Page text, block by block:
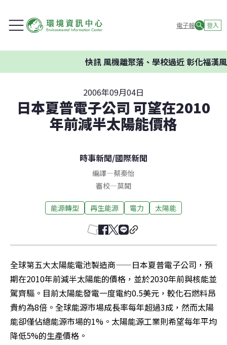
電子報 登入
快訊風機離聚落、學校過近 彰化福漢
2006年09月04日
日本夏普電子公司 可望在2010
年前減半太陽能價格
時事新聞/國際新聞
編譯—蔡秦怡
審校—莫聞
能源轉型 再生能源 電力 太陽能
全球第五大太陽能電池製造商——日本夏普電子公司，預
期在2010年前減半太陽能的價格，並於2030年前與核能並
駕齊驅。目前太陽能發電一度電約0.5美元，較化石燃料昂
貴約為8倍。全球能源市場成長率每年超過3成，然而太陽
能卻僅佔總能源市場的1%。太陽能源工業則希望每年平均
降低5%的生產價格。